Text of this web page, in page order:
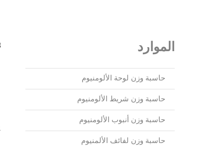
الموارد
حاسبة وزن لوحة الألومنيوم
حاسبة وزن شريط الألومنيوم
حاسبة وزن أنبوب الألومنيوم
حاسبة وزن لفائف الألمنيوم